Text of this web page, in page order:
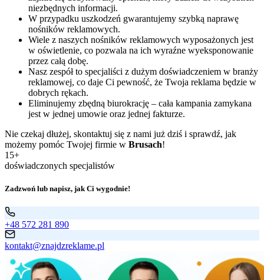
niezbędnych informacji.
W przypadku uszkodzeń gwarantujemy szybką naprawę
nośników reklamowych.
Wiele z naszych nośników reklamowych wyposażonych jest
w oświetlenie, co pozwala na ich wyraźne wyeksponowanie
przez całą dobę.
Nasz zespół to specjaliści z dużym doświadczeniem w branży
reklamowej, co daje Ci pewność, że Twoja reklama będzie w
dobrych rękach.
Eliminujemy zbędną biurokrację – cała kampania zamykana
jest w jednej umowie oraz jednej fakturze.
Nie czekaj dłużej, skontaktuj się z nami już dziś i sprawdź, jak
możemy pomóc Twojej firmie w Brusach!
15+
doświadczonych specjalistów
Zadzwoń lub napisz, jak Ci wygodnie!
+48 572 281 890
kontakt@znajdzreklame.pl